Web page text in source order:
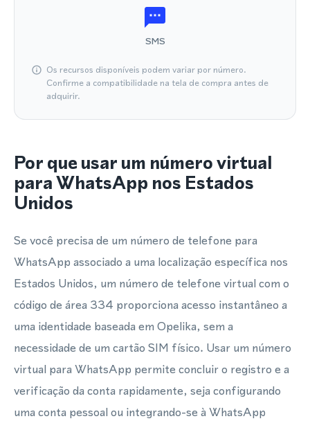
SMS
Os recursos disponíveis podem variar por número.
Confirme a compatibilidade na tela de compra antes de
adquirir.
Por que usar um número virtual
para WhatsApp nos Estados
Unidos
Se você precisa de um número de telefone para
WhatsApp associado a uma localização específica nos
Estados Unidos, um número de telefone virtual com o
código de área 334 proporciona acesso instantâneo a
uma identidade baseada em Opelika, sem a
necessidade de um cartão SIM físico. Usar um número
virtual para WhatsApp permite concluir o registro e a
verificação da conta rapidamente, seja configurando
uma conta pessoal ou integrando-se à WhatsApp